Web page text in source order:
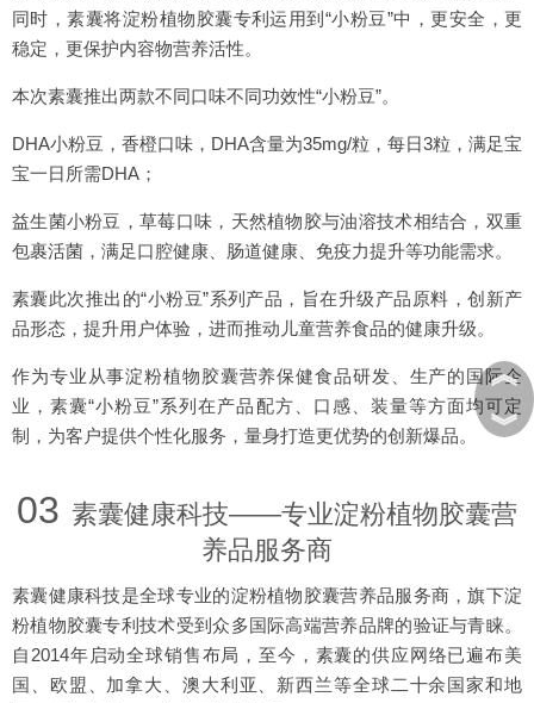
同时，素囊将淀粉植物胶囊专利运用到“小粉豆”中，更安全，更
稳定，更保护内容物营养活性。
本次素囊推出两款不同口味不同功效性“小粉豆”。
DHA小粉豆，香橙口味，DHA含量为35mg/粒，每日3粒，满足宝
宝一日所需DHA；
益生菌小粉豆，草莓口味，天然植物胶与油溶技术相结合，双重
包裹活菌，满足口腔健康、肠道健康、免疫力提升等功能需求。
素囊此次推出的“小粉豆”系列产品，旨在升级产品原料，创新产
品形态，提升用户体验，进而推动儿童营养食品的健康升级。
作为专业从事淀粉植物胶囊营养保健食品研发、生产的国际企
业，素囊“小粉豆”系列在产品配方、口感、装量等方面均可定
制，为客户提供个性化服务，量身打造更优势的创新爆品。
03 素囊健康科技——专业淀粉植物胶囊营
养品服务商
素囊健康科技是全球专业的淀粉植物胶囊营养品服务商，旗下淀
粉植物胶囊专利技术受到众多国际高端营养品牌的验证与青睐。
自2014年启动全球销售布局，至今，素囊的供应网络已遍布美
国、欧盟、加拿大、澳大利亚、新西兰等全球二十余国家和地
︽
︾